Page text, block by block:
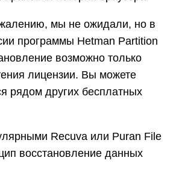
мы не ожидали, но в
программы Hetman Partition
возможно только
лицензии. Вы можете
рядом других бесплатных
Recuva или Puran File
восстановление данных